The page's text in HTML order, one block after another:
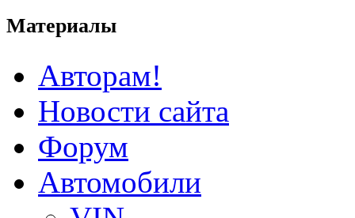
Материалы
Авторам!
Новости сайта
Форум
Автомобили